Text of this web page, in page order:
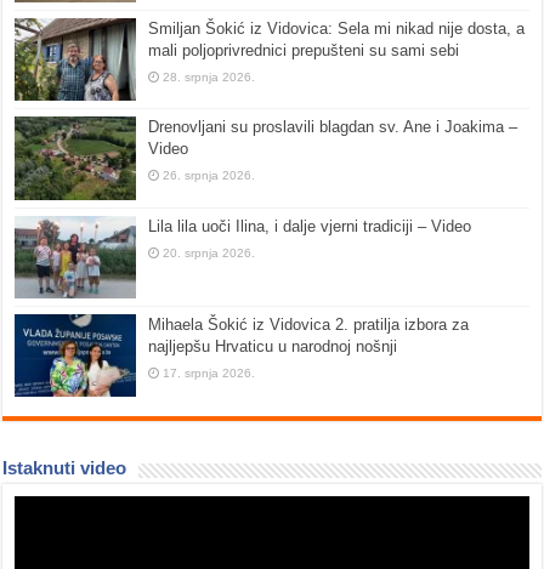
Smiljan Šokić iz Vidovica: Sela mi nikad nije dosta, a
mali poljoprivrednici prepušteni su sami sebi
28. srpnja 2026.
Drenovljani su proslavili blagdan sv. Ane i Joakima –
Video
26. srpnja 2026.
Lila lila uoči Ilina, i dalje vjerni tradiciji – Video
20. srpnja 2026.
Mihaela Šokić iz Vidovica 2. pratilja izbora za
najljepšu Hrvaticu u narodnoj nošnji
17. srpnja 2026.
Istaknuti video